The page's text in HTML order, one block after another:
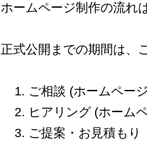
ホームページ制作の流れ
正式公開までの期間は、
ご相談 (ホームペー
ヒアリング (ホーム
ご提案・お見積もり